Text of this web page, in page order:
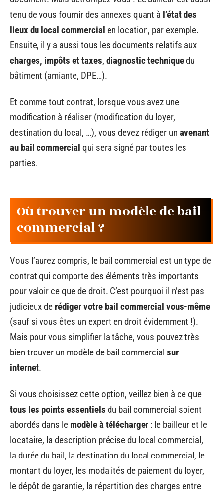
tenu de vous fournir des annexes quant à l’état des
lieux du local commercial en location, par exemple.
Ensuite, il y a aussi tous les documents relatifs aux
charges, impôts et taxes, diagnostic techniquedu
bâtiment (amiante, DPE…).
Et comme tout contrat, lorsque vous avez une
modification à réaliser (modification du loyer,
destination du local, …), vous devez rédiger un avenant
au bail commercial qui sera signé par toutes les
parties.
Où trouver un modèle de bail
commercial ?
Vous l’aurez compris, le bail commercial est un type de
contrat qui comporte des éléments très importants
pour valoir ce que de droit. C’est pourquoi il n’est pas
judicieux de rédiger votre bail commercial vous-même
(sauf si vous êtes un expert en droit évidemment !).
Mais pour vous simplifier la tâche, vous pouvez très
bien trouver un modèle de bail commercial sur
internet.
Si vous choisissez cette option, veillez bien à ce que
tous les points essentiels du bail commercial soient
abordés dans le modèle à télécharger : le bailleur et le
locataire, la description précise du local commercial,
la durée du bail, la destination du local commercial, le
montant du loyer, les modalités de paiement du loyer,
le dépôt de garantie, la répartition des charges entre